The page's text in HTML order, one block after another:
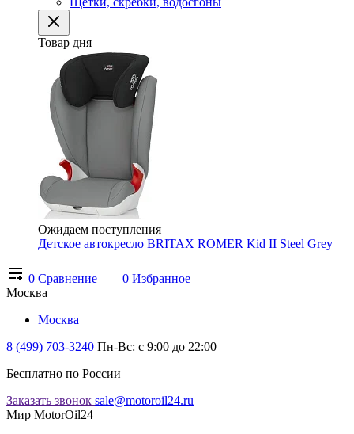
Товар дня
Ожидаем поступления
Детское автокресло BRITAX ROMER Kid II Steel Grey
0 Сравнение 0 Избранное
Москва
Москва
8 (499) 703-3240 Пн-Вс: с 9:00 до 22:00
Бесплатно по России
Заказать звонок sale@motoroil24.ru
Мир MotorOil24